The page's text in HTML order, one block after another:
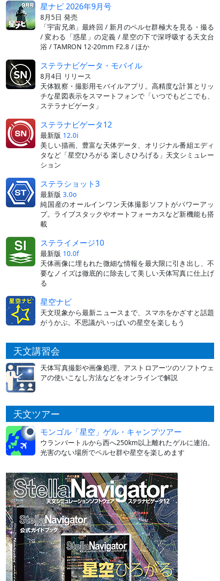
星ナビ 2026年9月号
8月5日 発売
「宇宙兄弟」最終回 / 新月のペルセ群極大を見る・撮る
/ 変わる「惑星」の定義 / 星空の下で深呼吸する天文台
浴 / TAMRON 12-20mm F2.8 / ほか
ステラナビゲータ・モバイル
8月4日 リリース
天体観察・撮影用モバイルアプリ。高精度な計算とリッ
チな星図表示をスマートフォンで「いつでもどこでも、
ステラナビゲータ」
ステラナビゲータ12
最新版 12.0i
美しい描画、豊富な天体データ、オリジナル番組エディ
タなど「星空ひろがる 楽しさひろげる」天文シミュレー
ション
ステラショット3
最新版 3.0o
純国産のオールインワン天体撮影ソフトがパワーアッ
プ。ライブスタックやオートフォーカスなど新機能も搭
載
ステライメージ10
最新版 10.0f
天体画像に埋もれた微細な情報を最大限に引き出し、不
要なノイズは徹底的に除去して美しい天体写真に仕上げ
る
星空ナビ
天文現象から最新ニュースまで、スマホをかざすと話題
がうかぶ。不思議がいっぱいの星空を楽しもう
天文講習会
天体写真撮影や画像処理、アストロアーツのソフトウェ
アの使いこなし方法などをオンラインで解説
天文ツアー
モンゴル「星空」ゲル・キャンプツアー
ウランバートルから西へ250km以上離れたゲルに連泊。
光害のない場所でペルセ群や星空を楽しめます